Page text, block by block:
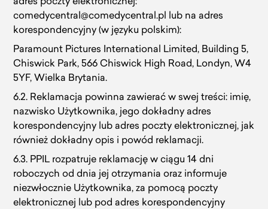
comedycentral@comedycentral.pl lub na adres
korespondencyjny (w języku polskim):
Paramount Pictures International Limited, Building 5,
Chiswick Park, 566 Chiswick High Road, Londyn, W4
5YF, Wielka Brytania.
6.2. Reklamacja powinna zawierać w swej treści: imię,
nazwisko Użytkownika, jego dokładny adres
korespondencyjny lub adres poczty elektronicznej, jak
również dokładny opis i powód reklamacji.
6.3. PPIL rozpatruje reklamację w ciągu 14 dni
roboczych od dnia jej otrzymania oraz informuje
niezwłocznie Użytkownika, za pomocą poczty
elektronicznej lub pod adres korespondencyjny